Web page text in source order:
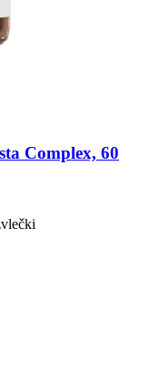
Complex, 60